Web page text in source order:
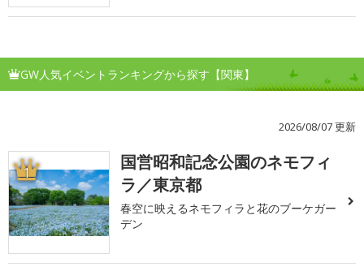
GW人気イベントランキングから探す【関東】
2026/08/07 更新
1
国営昭和記念公園のネモフィ
ラ／東京都
春空に映えるネモフィラと花のブーケガー
デン